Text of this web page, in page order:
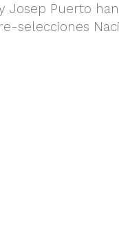
Josep Puerto
selecciones